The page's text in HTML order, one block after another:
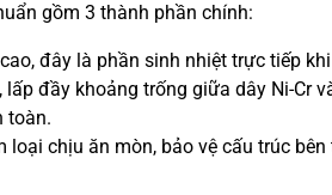
gồm 3 thành phần chính:
đây là phần sinh nhiệt trực tiếp
đầy khoảng trống giữa dây Ni-Cr
toàn.
loại chịu ăn mòn, bảo vệ cấu trúc